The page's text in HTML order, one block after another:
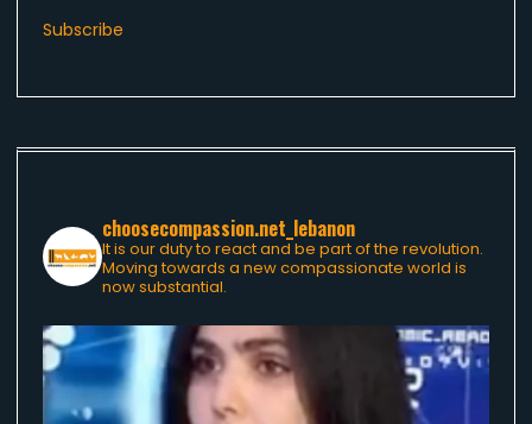
Subscribe
choosecompassion.net_lebanon
It is our duty to react and be part of the revolution.
Moving towards a new compassionate world is
now substantial.